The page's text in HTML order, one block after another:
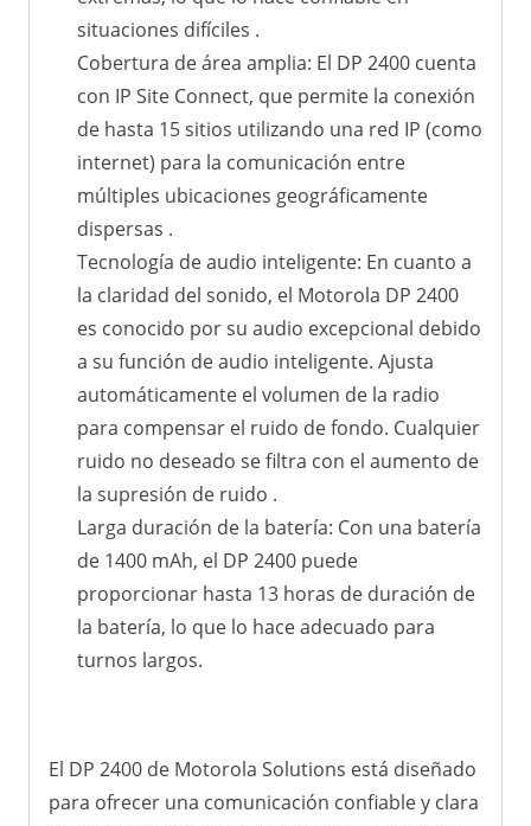
situaciones difíciles .
Cobertura de área amplia: El DP 2400 cuenta
con IP Site Connect, que permite la conexión
de hasta 15 sitios utilizando una red IP (como
internet) para la comunicación entre
múltiples ubicaciones geográficamente
dispersas .
Tecnología de audio inteligente: En cuanto a
la claridad del sonido, el Motorola DP 2400
es conocido por su audio excepcional debido
a su función de audio inteligente. Ajusta
automáticamente el volumen de la radio
para compensar el ruido de fondo. Cualquier
ruido no deseado se filtra con el aumento de
la supresión de ruido .
Larga duración de la batería: Con una batería
de 1400 mAh, el DP 2400 puede
proporcionar hasta 13 horas de duración de
la batería, lo que lo hace adecuado para
turnos largos.
El DP 2400 de Motorola Solutions está diseñado
para ofrecer una comunicación confiable y clara